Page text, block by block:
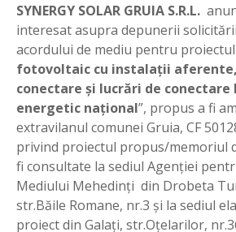
SYNERGY SOLAR GRUIA S.R.L.
interesat asupra depunerii
acordului de mediu pentru proiectul
fotovoltaic cu instalaţii
conectare şi lucrări de conectare
energetic naţional”, propus a fi
extravilanul comunei Gruia, CF
privind proiectul propus/memoriul
fi consultate la sediul Agenţiei
Mediului Mehedinţi din Drobeta
str.Băile Romane, nr.3 şi la sediul
proiect din Galaţi, str.Oţelarilor,